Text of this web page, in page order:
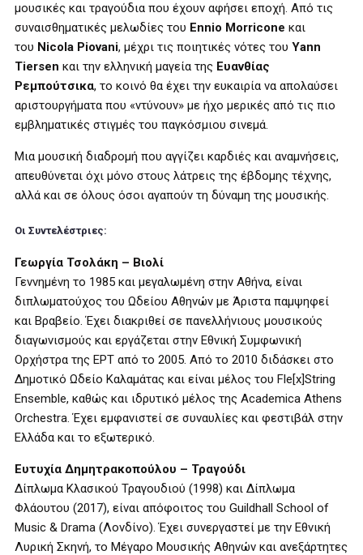
μουσικές και τραγούδια που έχουν αφήσει εποχή. Από τις
συναισθηματικές μελωδίες του Ennio Morricone και
του Nicola Piovani, μέχρι τις ποιητικές νότες του Yann
Tiersen και την ελληνική μαγεία της Ευανθίας
Ρεμπούτσικα, το κοινό θα έχει την ευκαιρία να απολαύσει
αριστουργήματα που «ντύνουν» με ήχο μερικές από τις πιο
εμβληματικές στιγμές του παγκόσμιου σινεμά.
Μια μουσική διαδρομή που αγγίζει καρδιές και αναμνήσεις,
απευθύνεται όχι μόνο στους λάτρεις της έβδομης τέχνης,
αλλά και σε όλους όσοι αγαπούν τη δύναμη της μουσικής.
Οι Συντελέστριες:
Γεωργία Τσολάκη – Βιολί
Γεννημένη το 1985 και μεγαλωμένη στην Αθήνα, είναι
διπλωματούχος του Ωδείου Αθηνών με Άριστα παμψηφεί
και Βραβείο. Έχει διακριθεί σε πανελλήνιους μουσικούς
διαγωνισμούς και εργάζεται στην Εθνική Συμφωνική
Ορχήστρα της ΕΡΤ από το 2005. Από το 2010 διδάσκει στο
Δημοτικό Ωδείο Καλαμάτας και είναι μέλος του Fle[x]String
Ensemble, καθώς και ιδρυτικό μέλος της Academica Athens
Orchestra. Έχει εμφανιστεί σε συναυλίες και φεστιβάλ στην
Ελλάδα και το εξωτερικό.
Ευτυχία Δημητρακοπούλου – Τραγούδι
Δίπλωμα Κλασικού Τραγουδιού (1998) και Δίπλωμα
Φλάουτου (2017), είναι απόφοιτος του Guildhall School of
Music & Drama (Λονδίνο). Έχει συνεργαστεί με την Εθνική
Λυρική Σκηνή, το Μέγαρο Μουσικής Αθηνών και ανεξάρτητες